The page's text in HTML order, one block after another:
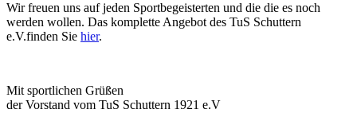
Wir freuen uns auf jeden Sportbegeisterten und die die es noch
werden wollen. Das komplette Angebot des TuS Schuttern
e.V.finden Sie hier.
Mit sportlichen Grüßen
der Vorstand vom TuS Schuttern 1921 e.V